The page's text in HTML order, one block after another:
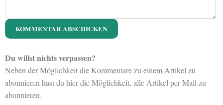
Du willst nichts verpassen?
Neben der Möglichkeit die Kommentare zu einem Artikel zu
abonnieren hast du hier die Möglichkeit, alle Artikel per Mail zu
abonnieren.